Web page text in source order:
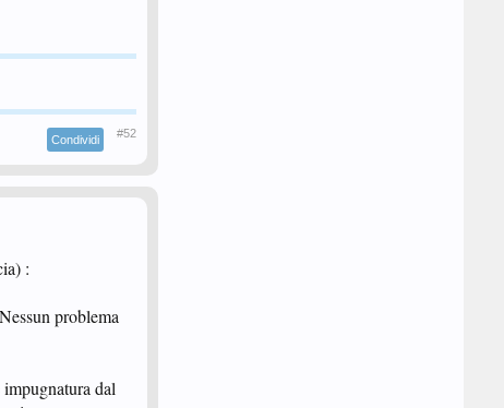
Condividi #52
:
problema
dal